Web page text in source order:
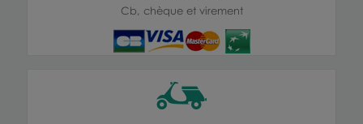
Cb, chèque et virement